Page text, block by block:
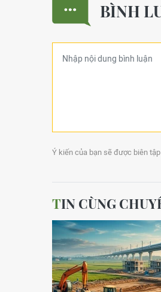
BÌNH
Ý kiến của bạn sẽ được biên
TIN CÙNG